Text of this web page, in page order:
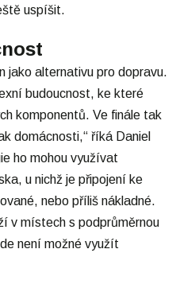
uspíšit.
jako alternativu pro dopravu.
budoucnost, ke které
komponentů. Ve finále tak
domácnosti,“ říká Daniel
ho mohou využívat
u nichž je připojení ke
nebo příliš nákladné.
v místech s podprůměrnou
není možné využít